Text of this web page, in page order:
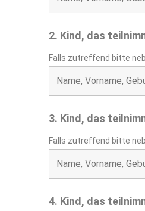
2. Kind, das
Falls zutreffend bitte
3. Kind, das
Falls zutreffend bitte
4. Kind, das